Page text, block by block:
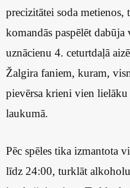
precizitātei soda metienos,
komandās paspēlēt
uznācienu 4. ceturtdaļā
Žalgira faniem, kuram,
pievērsa krieni vien
laukumā.
Pēc spēles tika izmantota
līdz 24:00, turklāt